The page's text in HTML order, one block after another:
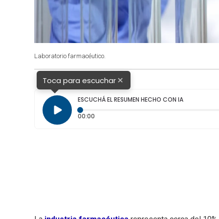
Laboratorio farmacéutico.
Toca para escuchar×
ESCUCHÁ EL RESUMEN HECHO CON IA
00:00